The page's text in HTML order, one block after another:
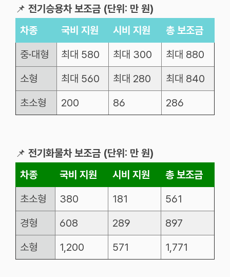
📌 전기승용차 보조금 (단위: 만 원)
차종
국비 지원 시비 지원 총 보조금
중·대형 최대 580 최대 300 최대 880
소형
최대 560 최대 280 최대 840
초소형
200 86 286
📌 전기화물차 보조금 (단위: 만 원)
차종
국비 지원 시비 지원 총 보조금
초소형
380 181
561
경형
608 289
897
소형
1,200 571 1,771